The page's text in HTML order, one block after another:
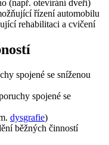
(např. otevírání dveří)
řízení automobilu
rehabilitaci a cvičení
spojené se sníženou
spojené se
dysgrafie)
běžných činností